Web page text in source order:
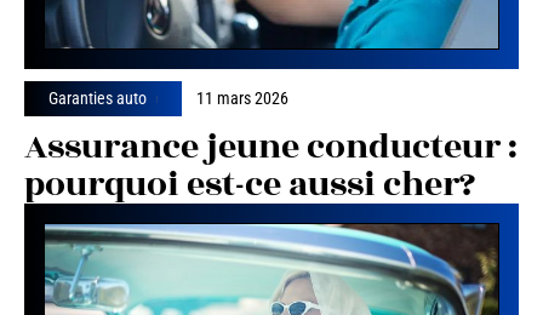
Garanties auto 11 mars 2026
Assurance jeune conducteur :
pourquoi est-ce aussi cher?